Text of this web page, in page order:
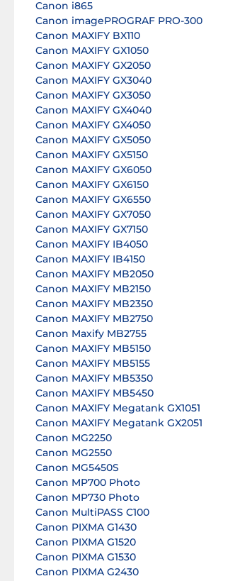
Canon i865
Canon imagePROGRAF PRO-300
Canon MAXIFY BX110
Canon MAXIFY GX1050
Canon MAXIFY GX2050
Canon MAXIFY GX3040
Canon MAXIFY GX3050
Canon MAXIFY GX4040
Canon MAXIFY GX4050
Canon MAXIFY GX5050
Canon MAXIFY GX5150
Canon MAXIFY GX6050
Canon MAXIFY GX6150
Canon MAXIFY GX6550
Canon MAXIFY GX7050
Canon MAXIFY GX7150
Canon MAXIFY IB4050
Canon MAXIFY IB4150
Canon MAXIFY MB2050
Canon MAXIFY MB2150
Canon MAXIFY MB2350
Canon MAXIFY MB2750
Canon Maxify MB2755
Canon MAXIFY MB5150
Canon MAXIFY MB5155
Canon MAXIFY MB5350
Canon MAXIFY MB5450
Canon MAXIFY Megatank GX1051
Canon MAXIFY Megatank GX2051
Canon MG2250
Canon MG2550
Canon MG5450S
Canon MP700 Photo
Canon MP730 Photo
Canon MultiPASS C100
Canon PIXMA G1430
Canon PIXMA G1520
Canon PIXMA G1530
Canon PIXMA G2430